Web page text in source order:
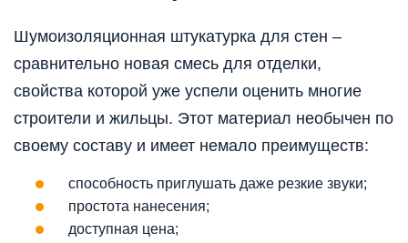
Шумоизоляционная штукатурка для стен –
сравнительно новая смесь для отделки,
свойства которой уже успели оценить многие
строители и жильцы. Этот материал необычен по
своему составу и имеет немало преимуществ:
способность приглушать даже резкие звуки;
простота нанесения;
доступная цена;